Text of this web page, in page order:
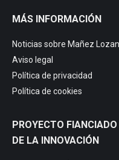
opens
in
new
window
opens
new
window
opens
window
opens
in
window
MÁS INFORMACIÓN
Noticias sobre Mañez
Aviso legal
Política de privacidad
Política de cookies
PROYECTO
DE LA INNOVACIÓN